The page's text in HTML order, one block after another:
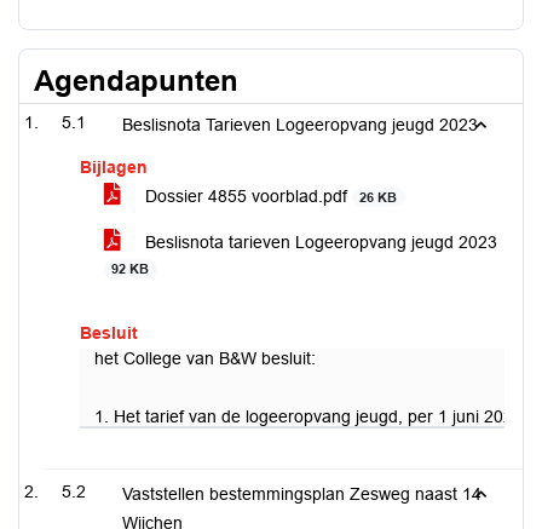
Agendapunten
5.1 Beslisnota Tarieven Logeeropvang jeugd 2023
Bijlagen
Dossier 4855 voorblad.pdf
26 KB
Beslisnota tarieven Logeeropvang jeugd 2023
92 KB
Besluit
het College van B&W besluit:
1. Het tarief van de logeeropvang jeugd, per 1 juni 2023
5.2
Vaststellen bestemmingsplan Zesweg naast 14
Wijchen